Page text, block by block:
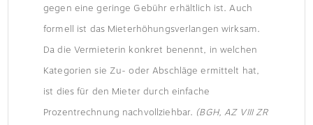
gegen eine geringe Gebühr erhältlich ist. Auch
formell ist das Mieterhöhungsverlangen wirksam.
Da die Vermieterin konkret benennt, in welchen
Kategorien sie Zu- oder Abschläge ermittelt hat,
ist dies für den Mieter durch einfache
Prozentrechnung nachvollziehbar. (BGH, AZ VIII ZR